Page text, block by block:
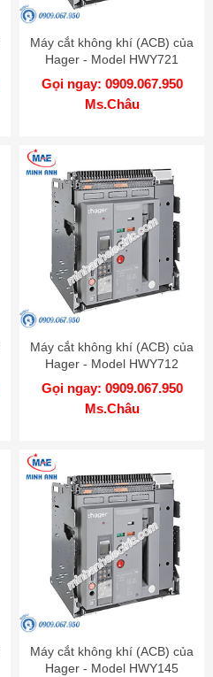
Máy cắt không khí (ACB) của
Hager - Model HWY721
Gọi ngay: 0909.067.950
Ms.Châu
Máy cắt không khí (ACB) của
Hager - Model HWY712
Gọi ngay: 0909.067.950
Ms.Châu
Máy cắt không khí (ACB) của
Hager - Model HWY145